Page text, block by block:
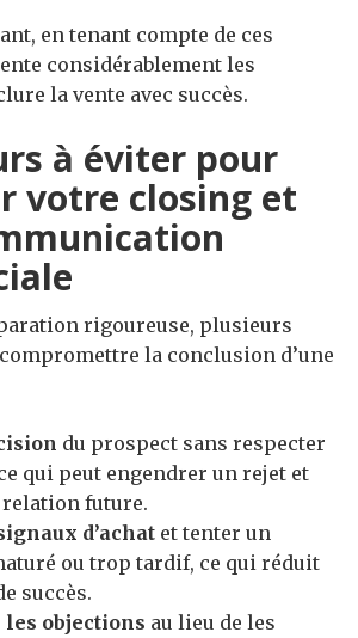
en tenant compte de ces
considérablement les
la vente avec succès.
à éviter pour
votre closing et
rigoureuse, plusieurs
la conclusion d’une
du prospect sans respecter
qui peut engendrer un rejet et
future.
d’achat et tenter un
ou trop tardif, ce qui réduit
succès.
les objections au lieu de les